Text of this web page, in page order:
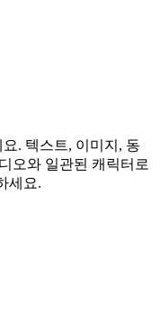
. 텍스트, 이미지, 동
오와 일관된 캐릭터로
세요.